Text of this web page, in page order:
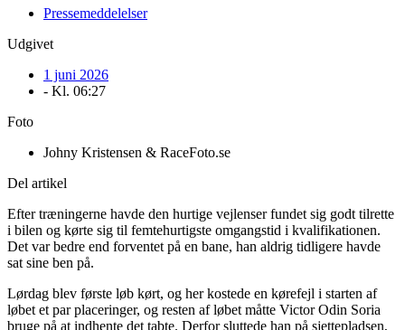
Pressemeddelelser
Udgivet
1 juni 2026
- Kl. 06:27
Foto
Johny Kristensen & RaceFoto.se
Del artikel
Efter træningerne havde den hurtige vejlenser fundet sig godt tilrette
i bilen og kørte sig til femtehurtigste omgangstid i kvalifikationen.
Det var bedre end forventet på en bane, han aldrig tidligere havde
sat sine ben på.
Lørdag blev første løb kørt, og her kostede en kørefejl i starten af
løbet et par placeringer, og resten af løbet måtte Victor Odin Soria
bruge på at indhente det tabte. Derfor sluttede han på sjettepladsen,